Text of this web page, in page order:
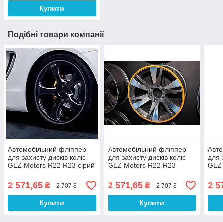
Купити
Подібні товари компанії
Автомобільний фліппер
для захисту дисків коліс
GLZ Motors R22 R23 сірий
2 571,65 ₴ 2 707 ₴
Купити
Автомобільний фліппер
для захисту дисків коліс
GLZ Motors R22 R23
2 571,65₴ 2 707 ₴
Купити
для
GLZ
2